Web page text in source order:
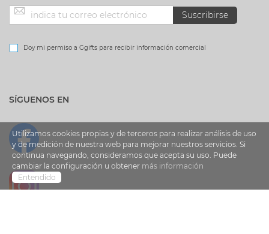
Inscríbase
a
boletín
de
noticias:
Suscribirse
Doy mi permiso a Ggifts para recibir información comercial
SÍGUENOS EN
Utilizamos cookies propias y de terceros para realizar análisis de uso
y de medición de nuestra web para mejorar nuestros servicios. Si
continua navegando, consideramos que acepta su uso. Puede
cambiar la configuración u obtener más información
Entendido